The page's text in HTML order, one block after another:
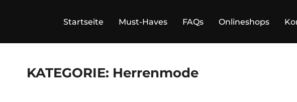
Startseite Must-Haves FAQs Onlineshops
KATEGORIE: Herrenmode